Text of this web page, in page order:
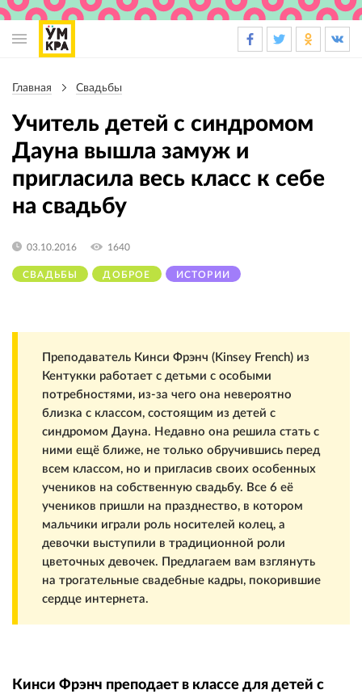
навигации
Главная Свадьбы
Учитель детей с синдромом
Дауна вышла замуж и
пригласила весь класс к себе
на свадьбу
СВАДЬБЫ ДОБРОЕ ИСТОРИИ
03.10.2016 1640
Преподаватель Кинси Фрэнч (Kinsey French) из
Кентукки работает с детьми с особыми
потребностями, из-за чего она невероятно
близка с классом, состоящим из детей с
синдромом Дауна. Недавно она решила стать с
ними ещё ближе, не только обручившись перед
всем классом, но и пригласив своих особенных
учеников на собственную свадьбу. Все 6 её
учеников пришли на празднество, в котором
мальчики играли роль носителей колец, а
девочки выступили в традиционной роли
цветочных девочек. Предлагаем вам взглянуть
на трогательные свадебные кадры, покорившие
сердце интернета.
Кинси Фрэнч преподает в классе для детей с